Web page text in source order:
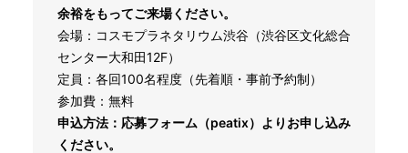
余裕をもってご来場ください。
会場：コスモプラネタリウム渋谷（渋谷区文化総合
センター大和田12F）
定員：各回100名程度（先着順・事前予約制）
参加費：無料
申込方法：応募フォーム（peatix）よりお申し込み
ください。